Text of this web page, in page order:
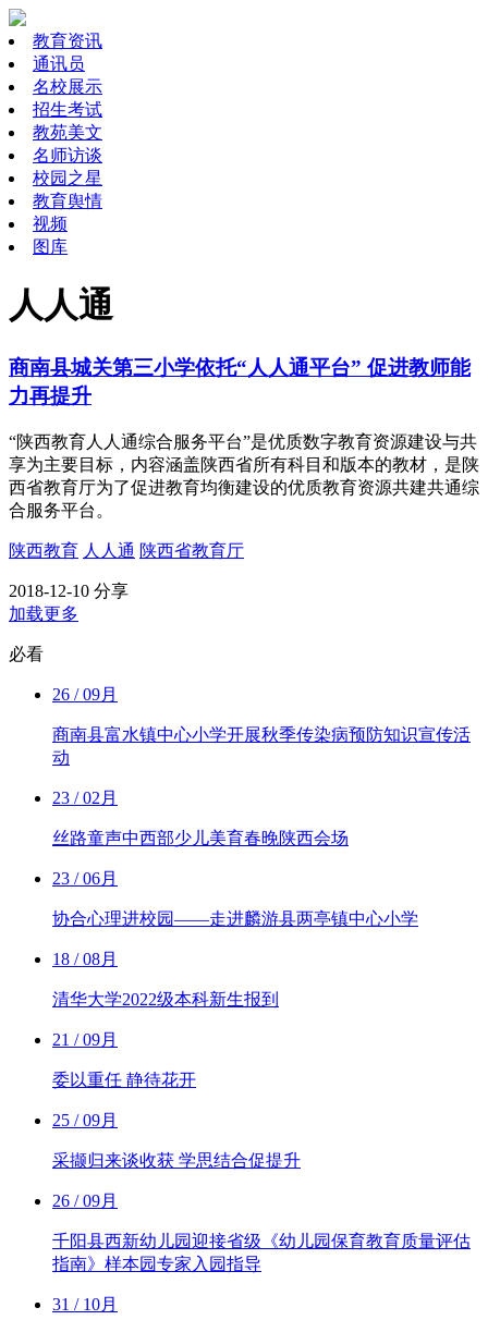
教育资讯
通讯员
名校展示
招生考试
教苑美文
名师访谈
校园之星
教育舆情
视频
图库
人人通
商南县城关第三小学依托“人人通平台” 促进教师能
力再提升
“陕西教育人人通综合服务平台”是优质数字教育资源建设与共
享为主要目标，内容涵盖陕西省所有科目和版本的教材，是陕
西省教育厅为了促进教育均衡建设的优质教育资源共建共通综
合服务平台。
陕西教育 人人通 陕西省教育厅
2018-12-10 分享
加载更多
必看
26 / 09月
商南县富水镇中心小学开展秋季传染病预防知识宣传活
动
23 / 02月
丝路童声中西部少儿美育春晚陕西会场
23 / 06月
协合心理进校园——走进麟游县两亭镇中心小学
18 / 08月
清华大学2022级本科新生报到
21 / 09月
委以重任 静待花开
25 / 09月
采撷归来谈收获 学思结合促提升
26 / 09月
千阳县西新幼儿园迎接省级《幼儿园保育教育质量评估
指南》样本园专家入园指导
31 / 10月